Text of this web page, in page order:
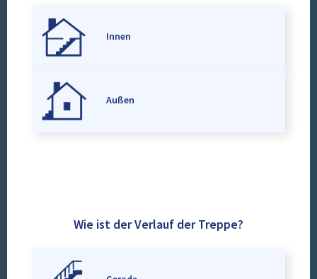
Innen
Außen
Wie ist der Verlauf der Treppe?